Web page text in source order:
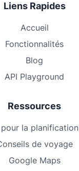
Liens Rapides
Accueil
Fonctionnalités
Blog
API Playground
Ressources
pour la planification
de voyage
Google Maps